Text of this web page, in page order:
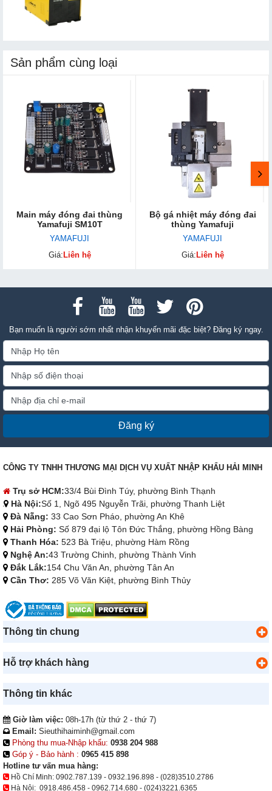
Sản phẩm cùng loại
Main máy đóng đai thùng
Yamafuji SM10T
YAMAFUJI
Giá: Liên hệ
Bộ gá nhiệt máy đóng đai
thùng Yamafuji
YAMAFUJI
Giá: Liên hệ
Bạn muốn là người sớm nhất nhận khuyến mãi đặc biệt? Đăng ký ngay.
Đăng ký
CÔNG TY TNHH THƯƠNG MẠI DỊCH VỤ XUẤT NHẬP KHẨU HẢI MINH
Trụ sở HCM:33/4 Bùi Đình Túy, phường Bình Thạnh
Hà Nội:Số 1, Ngõ 495 Nguyễn Trãi, phường Thanh Liệt
Đà Nẵng: 33 Cao Sơn Pháo, phường An Khê
Hải Phòng: Số 879 đại lộ Tôn Đức Thắng, phường Hồng Bàng
Thanh Hóa: 523 Bà Triệu, phường Hàm Rồng
Nghệ An:43 Trường Chinh, phường Thành Vinh
Đắk Lắk:154 Chu Văn An, phường Tân An
Cần Thơ: 285 Võ Văn Kiệt, phường Bình Thủy
Thông tin chung
Hỗ trợ khách hàng
Thông tin khác
Giờ làm việc: 08h-17h (từ thứ 2 - thứ 7)
Email: Sieuthihaiminh@gmail.com
Phòng thu mua-Nhập khẩu: 0938 204 988
Góp ý - Bảo hành : 0965 415 898
Hotline tư vấn mua hàng:
Hồ Chí Minh: 0902.787.139 - 0932.196.898 - (028)3510.2786
Hà Nội: 0918.486.458 - 0962.714.680 - (024)3221.6365